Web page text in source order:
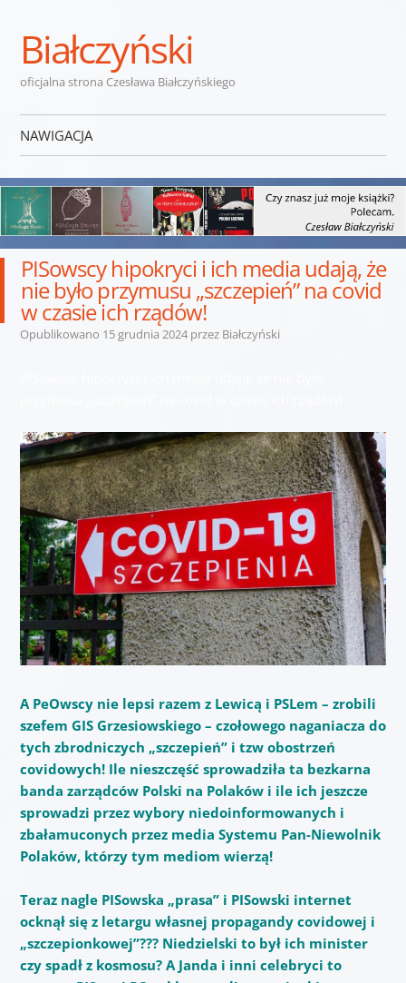
Białczyński
oficjalna strona Czesława Białczyńskiego
NAWIGACJA
PISowscy hipokryci i ich media udają, że
nie było przymusu „szczepień” na covid
w czasie ich rządów!
Opublikowano 15 grudnia 2024przez Białczyński
A PeOwscy nie lepsi razem z Lewicą i PSLem – zrobili
szefem GIS Grzesiowskiego – czołowego naganiacza do
tych zbrodniczych „szczepień” i tzw obostrzeń
covidowych! Ile nieszczęść sprowadziła ta bezkarna
banda zarządców Polski na Polaków i ile ich jeszcze
sprowadzi przez wybory niedoinformowanych i
zbałamuconych przez media Systemu Pan-Niewolnik
Polaków, którzy tym mediom wierzą!
Teraz nagle PISowska „prasa” i PISowski internet
ocknął się z letargu własnej propagandy covidowej i
„szczepionkowej”??? Niedzielski to był ich minister
czy spadł z kosmosu? A Janda i inni celebryci to